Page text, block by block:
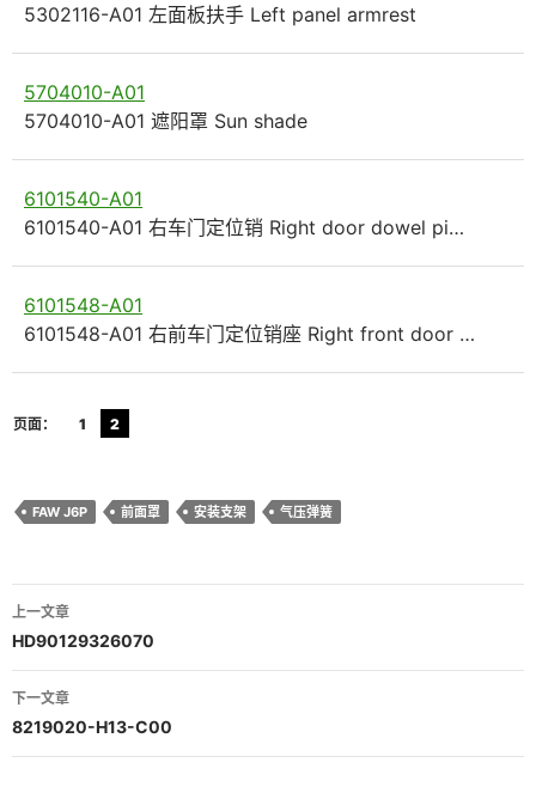
5302116-A01 左面板扶手 Left panel armrest
5704010-A01
5704010-A01 遮阳罩 Sun shade
6101540-A01
6101540-A01 右车门定位销 Right door dowel pi…
6101548-A01
6101548-A01 右前车门定位销座 Right front door …
页面： 1 2
FAW J6P 前面罩 安装支架 气压弹簧
文
章
导
航
上一文章
HD90129326070
下一文章
8219020-H13-C00